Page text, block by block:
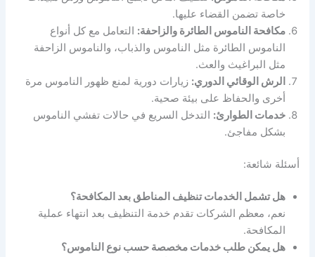
خاصة تضمن القضاء عليها.
مكافحة الناموس الطائرة والزاحفة: التعامل مع كل أنواع
الناموس الطائرة مثل الناموس والذباب، والناموس الزاحفة
مثل البراغيث والعث.
الرش الوقائي الدوري: زيارات دورية لمنع ظهور الناموس مرة
أخرى والحفاظ على بيئة صحية.
خدمات الطوارئ: التدخل السريع في حالات تفشي الناموس
بشكل مفاجئ.
أسئلة شائعة:
هل تشمل الخدمات تنظيف المناطق بعد المكافحة؟
نعم، معظم الشركات تقدم خدمة التنظيف بعد انتهاء عملية
المكافحة.
هل يمكن طلب خدمات مخصصة حسب نوع الناموس؟